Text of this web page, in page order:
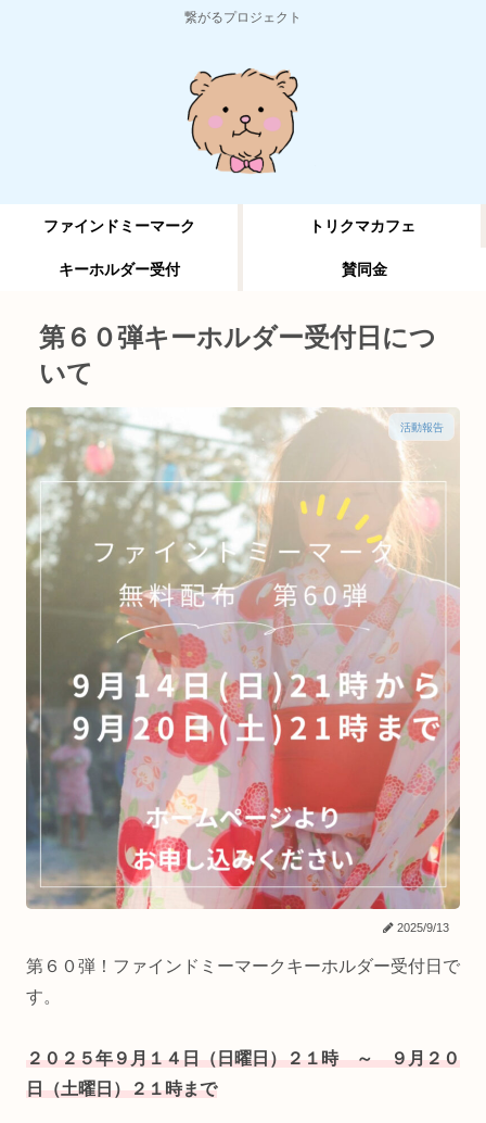
繋がるプロジェクト
ファインドミーマーク トリクマカフェ
キーホルダー受付 賛同金
第６０弾キーホルダー受付日につ
いて
活動報告
2025/9/13
第６０弾！ファインドミーマークキーホルダー受付日で
す。
２０２５年９月１４日（日曜日）２１時 ～ ９月２０
日（土曜日）２１時まで